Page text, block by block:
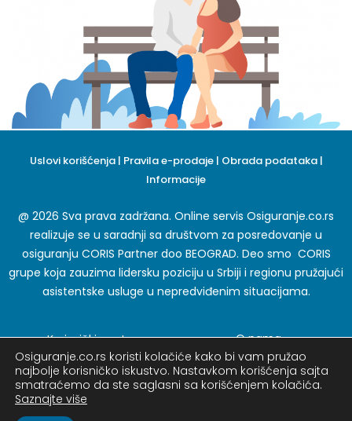
Uslovi korišćenja| Pravila e-prodaje| Obrada podataka|
Informacije
@ 2026 Sva prava zadržana. Online servis Osiguranje.co.rs
realizuje se u saradnji sa društvom za posredovanje u
osiguranju CORIS Partner doo BEOGRAD. Deo smo CORIS
grupe koja zauzima lidersku poziciju u Srbiji i regionu pružajući
asistentske usluge u nepredviđenim situacijama.
Korisnički centar
Blog
Pitanja o osiguranju
O nama
Karijera
Preporuka
Osiguranje.co.rs koristi kolačiće kako bi vam pružao
najbolje korisničko iskustvo. Nastavkom korišćenja sajta
smatraćemo da ste saglasni sa korišćenjem kolačića.
Saznajte više